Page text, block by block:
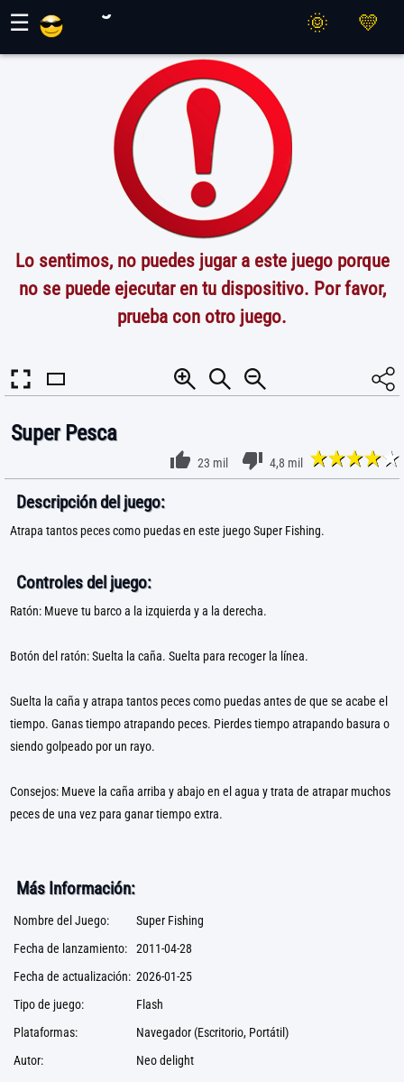
☰
Lo sentimos, no puedes jugar a este juego porque
no se puede ejecutar en tu dispositivo. Por favor,
prueba con otro juego.
Super Pesca
23 mil 4,8 mil
Descripción del juego:
Atrapa tantos peces como puedas en este juego Super Fishing.
Controles del juego:
Ratón: Mueve tu barco a la izquierda y a la derecha.
Botón del ratón: Suelta la caña. Suelta para recoger la línea.
Suelta la caña y atrapa tantos peces como puedas antes de que se acabe el
tiempo. Ganas tiempo atrapando peces. Pierdes tiempo atrapando basura o
siendo golpeado por un rayo.
Consejos: Mueve la caña arriba y abajo en el agua y trata de atrapar muchos
peces de una vez para ganar tiempo extra.
Más Información:
Nombre del Juego:
Super Fishing
Fecha de lanzamiento: 2011-04-28
Fecha de actualización: 2026-01-25
Tipo de juego:
Flash
Plataformas:
Navegador (Escritorio, Portátil)
Autor:
Neo delight